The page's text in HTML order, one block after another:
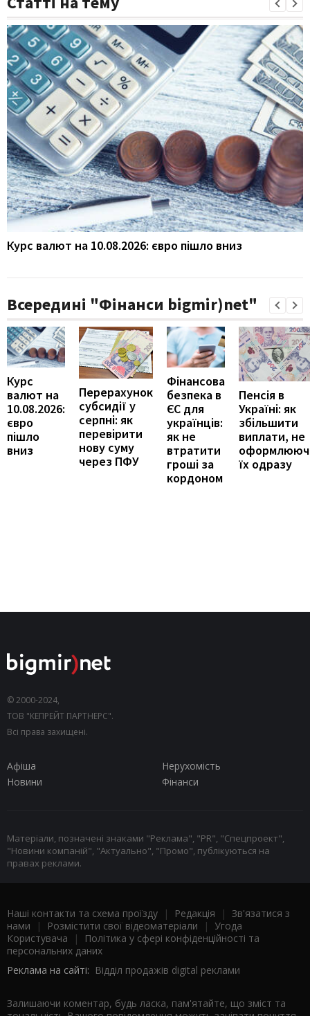
Курс валют на 10.08.2026: євро пішло вниз
Всередині "Фінанси bigmir)net"
Курс
валют на
10.08.2026:
євро
пішло
вниз
Перерахунок
субсидії у
серпні: як
перевірити
нову суму
через ПФУ
Фінансова
безпека в
ЄС для
українців:
як не
втратити
гроші за
кордоном
Пенсія в
Україні: як
збільшити
виплати, не
їх одразу
© 2000-2024,
ТОВ "КЕПРЕЙТ ПАРТНЕРС".
Всі права захищені.
Афіша
Нерухомість
Новини
Фінанси
Матеріали, позначені знаками "Реклама", "PR", "Спецпроект",
"Новини компаній", "Актуально", "Промо", публікуються на
правах реклами.
Наші контакти та схема проїзду | Редакція | Зв'язатися з
нами | Розмістити свої відеоматеріали | Угода
Користувача |
Політика у сфері конфіденційності та
персональних даних
Реклама на сайті: Відділ продажів digital реклами
Залишаючи коментар, будь ласка, пам'ятайте, що зміст та